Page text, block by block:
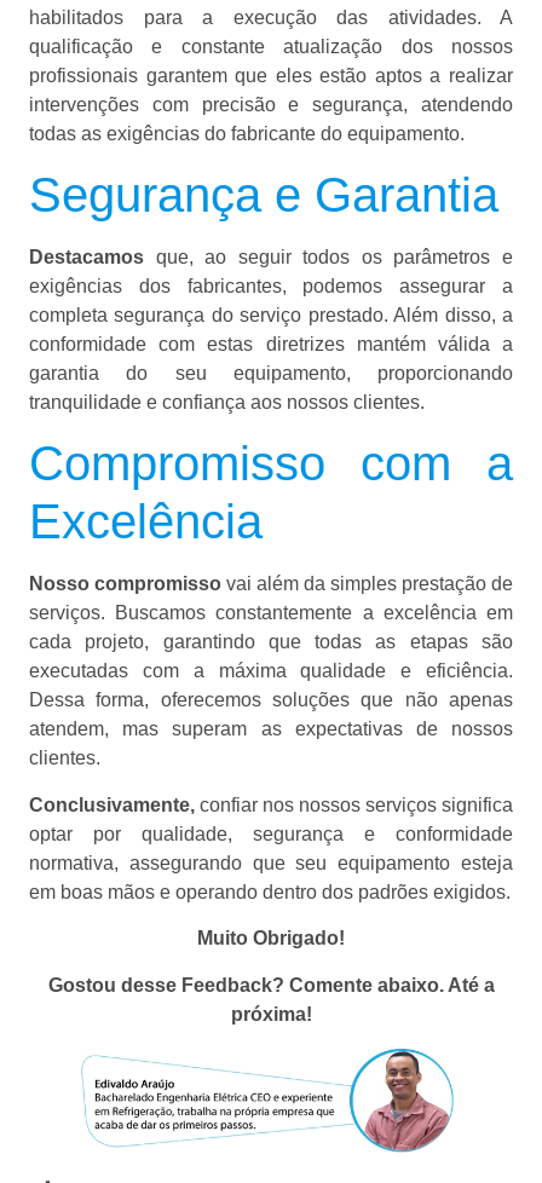
habilitados para a execução das atividades. A
qualificação e constante atualização dos nossos
profissionais garantem que eles estão aptos a realizar
intervenções com precisão e segurança, atendendo
todas as exigências do fabricante do equipamento.
Segurança e Garantia
Destacamos que, ao seguir todos os parâmetros e
exigências dos fabricantes, podemos assegurar a
completa segurança do serviço prestado. Além disso, a
conformidade com estas diretrizes mantém válida a
garantia do seu equipamento, proporcionando
tranquilidade e confiança aos nossos clientes.
Compromisso com a
Excelência
Nosso compromisso vai além da simples prestação de
serviços. Buscamos constantemente a excelência em
cada projeto, garantindo que todas as etapas são
executadas com a máxima qualidade e eficiência.
Dessa forma, oferecemos soluções que não apenas
atendem, mas superam as expectativas de nossos
clientes.
Conclusivamente, confiar nos nossos serviços significa
optar por qualidade, segurança e conformidade
normativa, assegurando que seu equipamento esteja
em boas mãos e operando dentro dos padrões exigidos.
Muito Obrigado!
Gostou desse Feedback? Comente abaixo. Até a
próxima!